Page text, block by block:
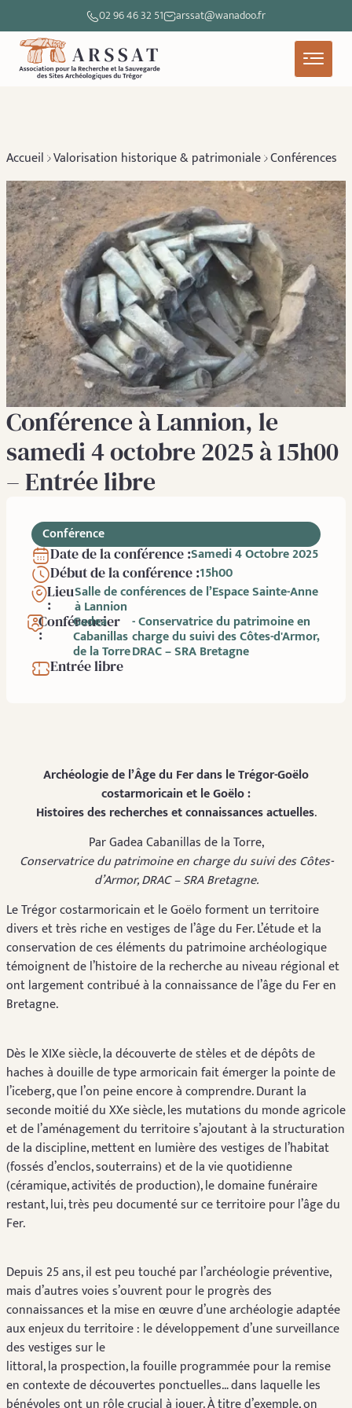
02 96 46 32 51 arssat@wanadoo.fr
Accueil Valorisation historique & patrimoniale Conférences
Conférence à Lannion, le
samedi 4 octobre 2025 à 15h00
– Entrée libre
Conférence
Date de la conférence :Samedi 4 Octobre 2025
Début de la conférence :15h00
Lieu
:
Salle de conférences de l’Espace Sainte-Anne
à Lannion
Conférencier
:
Gadea
Cabanillas
de la Torre
- Conservatrice du patrimoine en
charge du suivi des Côtes-d'Armor,
DRAC – SRA Bretagne
Entrée libre
Archéologie de l’Âge du Fer dans le Trégor-Goëlo
costarmoricain et le Goëlo :
Histoires des recherches et connaissances actuelles.
Par Gadea Cabanillas de la Torre,
Conservatrice du patrimoine en charge du suivi des Côtes-
d’Armor, DRAC – SRA Bretagne.
Le Trégor costarmoricain et le Goëlo forment un territoire
divers et très riche en vestiges de l’âge du Fer. L’étude et la
conservation de ces éléments du patrimoine archéologique
témoignent de l’histoire de la recherche au niveau régional et
ont largement contribué à la connaissance de l’âge du Fer en
Bretagne.
Dès le XIXe siècle, la découverte de stèles et de dépôts de
haches à douille de type armoricain fait émerger la pointe de
l’iceberg, que l’on peine encore à comprendre. Durant la
seconde moitié du XXe siècle, les mutations du monde agricole
et de l’aménagement du territoire s’ajoutant à la structuration
de la discipline, mettent en lumière des vestiges de l’habitat
(fossés d’enclos, souterrains) et de la vie quotidienne
(céramique, activités de production), le domaine funéraire
restant, lui, très peu documenté sur ce territoire pour l’âge du
Fer.
Depuis 25 ans, il est peu touché par l’archéologie préventive,
mais d’autres voies s’ouvrent pour le progrès des
connaissances et la mise en œuvre d’une archéologie adaptée
aux enjeux du territoire : le développement d’une surveillance
des vestiges sur le
littoral, la prospection, la fouille programmée pour la remise
en contexte de découvertes ponctuelles… dans laquelle les